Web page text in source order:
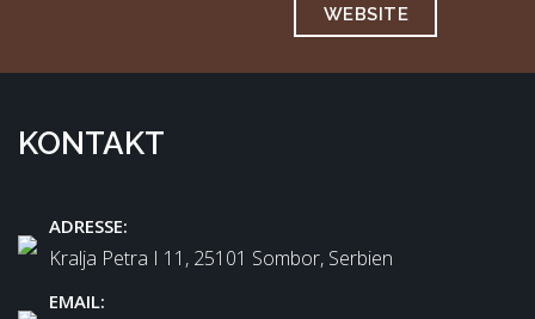
WEBSITE
KONTAKT
ADRESSE:
Kralja Petra I 11, 25101 Sombor, Serbien
EMAIL: